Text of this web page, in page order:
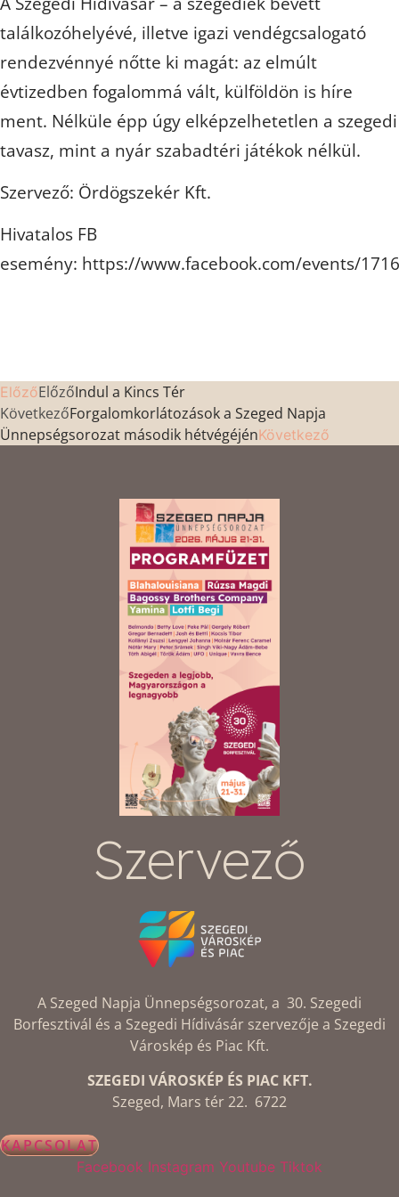
találkozóhelyévé, illetve igazi vendégcsalogató
rendezvénnyé nőtte ki magát: az elmúlt
évtizedben fogalommá vált, külföldön is híre
ment. Nélküle épp úgy elképzelhetetlen a szegedi
tavasz, mint a nyár szabadtéri játékok nélkül.
Szervező: Ördögszekér Kft.
Hivatalos FB
esemény: https://www.facebook.com/events/
ElőzőElőzőIndul a Kincs Tér
KövetkezőForgalomkorlátozások a Szeged Napja
Ünnepségsorozat második hétvégéjénKövetkező
Szervező
A Szeged Napja Ünnepségsorozat, a 30. Szegedi
Borfesztivál és a Szegedi Hídivásár szervezője a Szegedi
Városkép és Piac Kft.
SZEGEDI VÁROSKÉP ÉS PIAC KFT.
Szeged, Mars tér 22. 6722
KAPCSOLAT
Facebook Instagram Youtube Tiktok